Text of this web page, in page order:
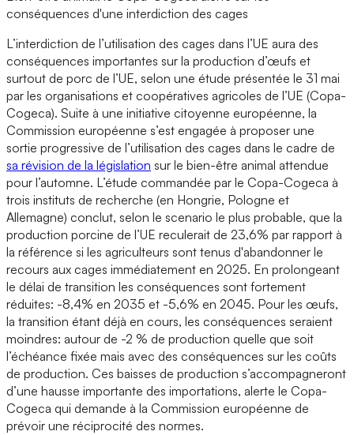
conséquences d'une interdiction des cages
L’interdiction de l’utilisation des cages dans l’UE aura des
conséquences importantes sur la production d’œufs et
surtout de porc de l’UE, selon une étude présentée le 31 mai
par les organisations et coopératives agricoles de l’UE (Copa-
Cogeca). Suite à une initiative citoyenne européenne, la
Commission européenne s’est engagée à proposer une
sortie progressive de l’utilisation des cages dans le cadre de
sa révision de la législation sur le bien-être animal attendue
pour l’automne. L’étude commandée par le Copa-Cogeca à
trois instituts de recherche (en Hongrie, Pologne et
Allemagne) conclut, selon le scenario le plus probable, que la
production porcine de l’UE reculerait de 23,6% par rapport à
la référence si les agriculteurs sont tenus d'abandonner le
recours aux cages immédiatement en 2025. En prolongeant
le délai de transition les conséquences sont fortement
réduites: -8,4% en 2035 et -5,6% en 2045. Pour les œufs,
la transition étant déjà en cours, les conséquences seraient
moindres: autour de -2 % de production quelle que soit
l’échéance fixée mais avec des conséquences sur les coûts
de production. Ces baisses de production s’accompagneront
d’une hausse importante des importations, alerte le Copa-
Cogeca qui demande à la Commission européenne de
prévoir une réciprocité des normes.